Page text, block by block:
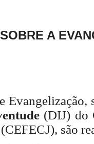
SOBRE A
(DIJ) do
são